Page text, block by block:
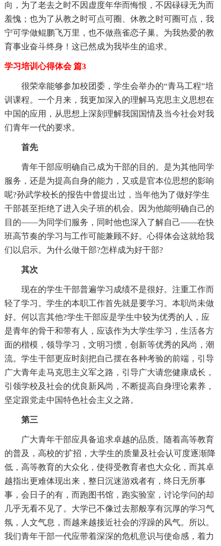
向，为了老去之时不因虚度年华而悔恨，不因碌碌无为而
羞愧；也为了从教之时可点可圈、休教之时可圈可点，我
宁可学做鲲鹏飞万里，也不做燕雀恋子巢。为我热爱的教
育事业奋斗终身！这已然成为我毕生的追求。
学习培训心得体会 篇3
很荣幸能够参加校团委，学生会举办的“青马工程”培
训课程。一个月来，我更加深入的理解马克思主义思想在
中国的应用，从思想上深刻理解我国国情及当今社会对我
们青年一代的要求。
首先
青年干部应明确自己成为干部的目的。是为其他同学
服务，还是为提高自身的能力，又或是官本位思想的影响
呢?孙武学校长的报告中曾提出过，当年他为了做好学生
干部甚至拒绝了进入尖子班的机会。因为他能明确自己的
目的——为同学们服务，同时他也深入了解自己——在快
班高节奏的学习与工作可能兼顾不好。心得体会这就给我
们以启示。为什么做干部?怎样成为好干部?
其次
现在的学生干部普遍学习成绩不是很好。注重工作而
轻了学习。学生的本职工作首先就是要学习。本职尚未做
好。何以言其他?学生干部应是学生中较为优秀的人，应
是青年的骨干和带有人，应该作为大学生学习，生活各方
面的楷模，领导学习，文明习惯，创新等优秀的风尚，潮
流。学生干部更应时刻把自己摆在各种考验的前端，引导
广大青年走马克思主义军之路，引导广大请您健康成长，
引领学校及社会的优良新风尚，不断提高自身理论素养，
坚定跟党走中国特色社会主义之路。
第三
广大青年干部应具备追求卓越的品质。随着高等教育
的普及，高校的'扩招，大学生的质量及社会认可度逐渐降
低，高等教育的大众化，使得受教育者也大众化，而其卓
越指出更难体现出来，整日沉迷游戏者有，终日无所事
事，会日子的有，而跑图书馆，跑实验室，讨论学问的却
几乎无看不见了。大学已不像过去那般享有沉厚的学习气
氛，人文气息，而越来越接近社会的浮躁的风气。所以。
我们青年干部一代应带着深深的危机意识与使命感，着力